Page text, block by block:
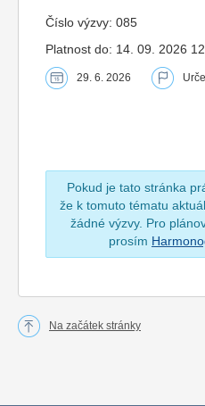
Číslo výzvy: 085
Platnost do: 14. 09. 2026
29. 6. 2026
Pokud je tato stránka
že k tomuto tématu
žádné výzvy. Pro
prosím
Na začátek stránky